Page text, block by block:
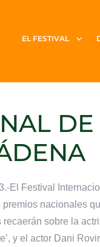
EL FESTIVAL
DANI
DE
El Festival
nacionales
sobre la
y el actor Dani